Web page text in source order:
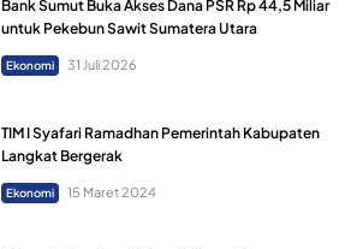
Bank Sumut Buka Akses Dana PSR Rp 44,5 Miliar
untuk Pekebun Sawit Sumatera Utara
Ekonomi 31 Juli 2026
TIM I Syafari Ramadhan Pemerintah Kabupaten
Langkat Bergerak
Ekonomi 15 Maret 2024